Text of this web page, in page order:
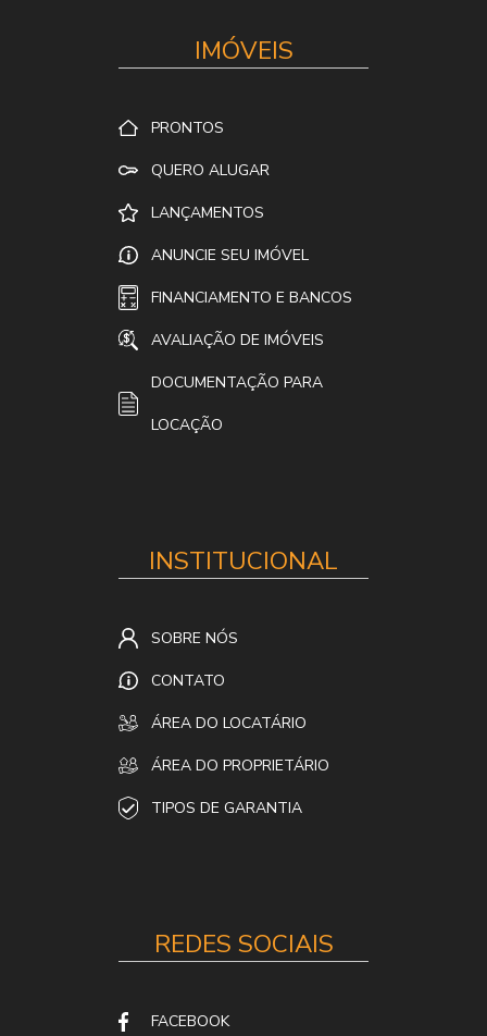
IMÓVEIS
PRONTOS
QUERO ALUGAR
LANÇAMENTOS
ANUNCIE SEU IMÓVEL
FINANCIAMENTO E BANCOS
AVALIAÇÃO DE IMÓVEIS
DOCUMENTAÇÃO PARA
LOCAÇÃO
INSTITUCIONAL
SOBRE NÓS
CONTATO
ÁREA DO LOCATÁRIO
ÁREA DO PROPRIETÁRIO
TIPOS DE GARANTIA
REDES SOCIAIS
FACEBOOK